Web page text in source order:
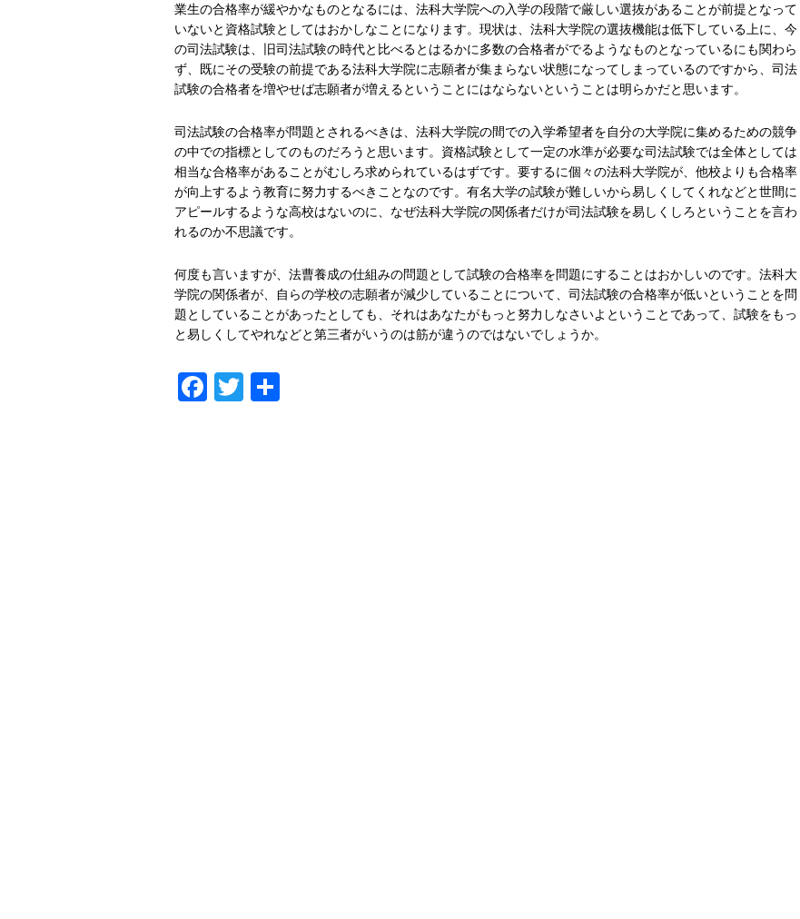
業生の合格率が緩やかなものとなるには、法科大学院への入学の段階で厳しい選抜があることが前提となって
いないと資格試験としてはおかしなことになります。現状は、法科大学院の選抜機能は低下している上に、今
の司法試験は、旧司法試験の時代と比べるとはるかに多数の合格者がでるようなものとなっているにも関わら
ず、既にその受験の前提である法科大学院に志願者が集まらない状態になってしまっているのですから、司法
試験の合格者を増やせば志願者が増えるということにはならないということは明らかだと思います。
司法試験の合格率が問題とされるべきは、法科大学院の間での入学希望者を自分の大学院に集めるための競争
の中での指標としてのものだろうと思います。資格試験として一定の水準が必要な司法試験では全体としては
相当な合格率があることがむしろ求められているはずです。要するに個々の法科大学院が、他校よりも合格率
が向上するよう教育に努力するべきことなのです。有名大学の試験が難しいから易しくしてくれなどと世間に
アピールするような高校はないのに、なぜ法科大学院の関係者だけが司法試験を易しくしろということを言わ
れるのか不思議です。
何度も言いますが、法曹養成の仕組みの問題として試験の合格率を問題にすることはおかしいのです。法科大
学院の関係者が、自らの学校の志願者が減少していることについて、司法試験の合格率が低いということを問
題としていることがあったとしても、それはあなたがもっと努力しなさいよということであって、試験をもっ
と易しくしてやれなどと第三者がいうのは筋が違うのではないでしょうか。
Facebook
Twitter